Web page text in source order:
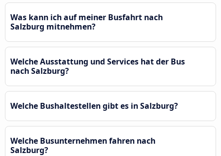
Was kann ich auf meiner Busfahrt nach
Salzburg mitnehmen?
Welche Ausstattung und Services hat der Bus
nach Salzburg?
Welche Bushaltestellen gibt es in Salzburg?
Welche Busunternehmen fahren nach
Salzburg?